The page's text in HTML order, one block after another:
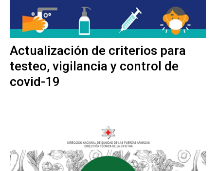
Actualización de criterios para
testeo, vigilancia y control de
covid-19